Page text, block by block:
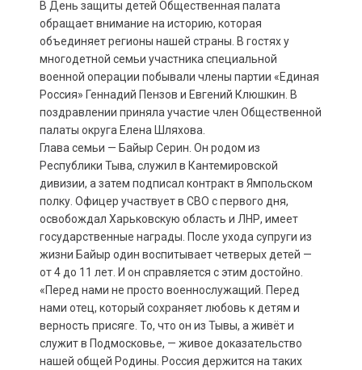
В День защиты детей Общественная палата
обращает внимание на историю, которая
объединяет регионы нашей страны. В гостях у
многодетной семьи участника специальной
военной операции побывали члены партии «Единая
Россия» Геннадий Пензов и Евгений Клюшкин. В
поздравлении приняла участие член Общественной
палаты округа Елена Шляхова.
Глава семьи — Байыр Серин. Он родом из
Республики Тыва, служил в Кантемировской
дивизии, а затем подписал контракт в Ямпольском
полку. Офицер участвует в СВО с первого дня,
освобождал Харьковскую область и ЛНР, имеет
государственные награды. После ухода супруги из
жизни Байыр один воспитывает четверых детей —
от 4 до 11 лет. И он справляется с этим достойно.
«Перед нами не просто военнослужащий. Перед
нами отец, который сохраняет любовь к детям и
верность присяге. То, что он из Тывы, а живёт и
служит в Подмосковье, — живое доказательство
нашей общей Родины. Россия держится на таких